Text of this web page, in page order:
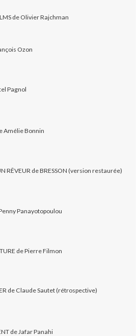
de Olivier Rajchman
Ozon
Pagnol
Amélie Bonnin
RÊVEUR de BRESSON (version restaurée)
Panayotopoulou
de Pierre Filmon
de Claude Sautet (rétrospective)
de Jafar Panahi